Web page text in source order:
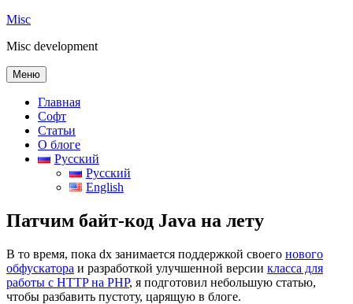
Перейти
содержимому
Misc
Misc development
Меню
Главная
Софт
Статьи
О блоге
Русский
Русский
English
Патчим байт-код Java на лету
В то время, пока dx занимается поддержкой своего нового
обфускатора и разработкой улучшенной версии класса для
работы с HTTP на PHP, я подготовил небольшую статью,
чтобы разбавить пустоту, царящую в блоге.